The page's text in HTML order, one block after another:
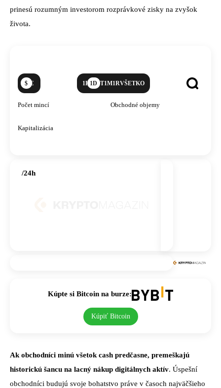
prinesú rozumným investorom rozprávkové zisky na zvyšok
života.
$ € 1H 1D 1T1M1RVŠETKO
zobraziť
vyhľadávanie
Počet mincí Obchodné objemy
Kapitalizácia
/24h
Kúpte si Bitcoin na burze:
Kúpiť Bitcoin
Ak obchodníci minú všetok cash predčasne, premeškajú
historickú šancu na lacný nákup digitálnych aktív. Úspešní
obchodníci budujú svoje bohatstvo práve v časoch najväčšieho